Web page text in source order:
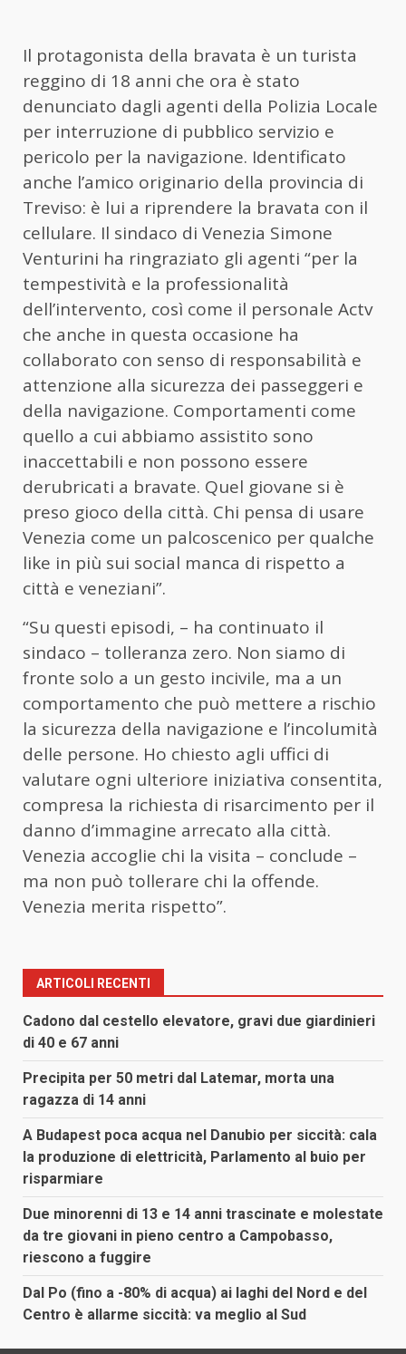
Il protagonista della bravata è un turista
reggino di 18 anni che ora è stato
denunciato dagli agenti della Polizia Locale
per interruzione di pubblico servizio e
pericolo per la navigazione. Identificato
anche l’amico originario della provincia di
Treviso: è lui a riprendere la bravata con il
cellulare. Il sindaco di Venezia Simone
Venturini ha ringraziato gli agenti “per la
tempestività e la professionalità
dell’intervento, così come il personale Actv
che anche in questa occasione ha
collaborato con senso di responsabilità e
attenzione alla sicurezza dei passeggeri e
della navigazione. Comportamenti come
quello a cui abbiamo assistito sono
inaccettabili e non possono essere
derubricati a bravate. Quel giovane si è
preso gioco della città. Chi pensa di usare
Venezia come un palcoscenico per qualche
like in più sui social manca di rispetto a
città e veneziani”.
“Su questi episodi, – ha continuato il
sindaco – tolleranza zero. Non siamo di
fronte solo a un gesto incivile, ma a un
comportamento che può mettere a rischio
la sicurezza della navigazione e l’incolumità
delle persone. Ho chiesto agli uffici di
valutare ogni ulteriore iniziativa consentita,
compresa la richiesta di risarcimento per il
danno d’immagine arrecato alla città.
Venezia accoglie chi la visita – conclude –
ma non può tollerare chi la offende.
Venezia merita rispetto”.
ARTICOLI RECENTI
Cadono dal cestello elevatore, gravi due giardinieri
di 40 e 67 anni
Precipita per 50 metri dal Latemar, morta una
ragazza di 14 anni
A Budapest poca acqua nel Danubio per siccità: cala
la produzione di elettricità, Parlamento al buio per
risparmiare
Due minorenni di 13 e 14 anni trascinate e molestate
da tre giovani in pieno centro a Campobasso,
riescono a fuggire
Dal Po (fino a -80% di acqua) ai laghi del Nord e del
Centro è allarme siccità: va meglio al Sud